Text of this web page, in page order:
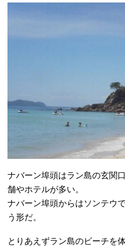
ナバーン埠頭はラン島の玄関
舗やホテルが多い。
ナバーン埠頭からはソンテウ
う形だ。
とりあえずラン島のビーチを